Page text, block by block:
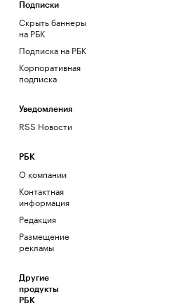
Подписки
Скрыть баннеры
на РБК
Подписка на РБК
Корпоративная
подписка
Уведомления
RSS Новости
РБК
О компании
Контактная
информация
Редакция
Размещение
рекламы
Другие
продукты
РБК